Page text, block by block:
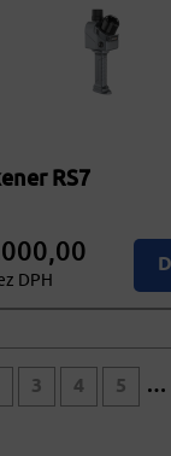
RS7
DPH
3 4 5 …